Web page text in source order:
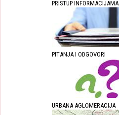
PRISTUP INFORMACIJAMA
PITANJA I ODGOVORI
URBANA AGLOMERACIJA